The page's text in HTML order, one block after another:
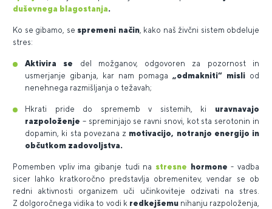
duševnega blagostanja.
Ko se gibamo, se spremeni način, kako naš živčni sistem obdeluje
stres:
Aktivira se del možganov, odgovoren za pozornost in
usmerjanje gibanja, kar nam pomaga „odmakniti“ misli od
nenehnega razmišljanja o težavah;
Hkrati pride do sprememb v sistemih, ki uravnavajo
razpoloženje – spreminjajo se ravni snovi, kot sta serotonin in
dopamin, ki sta povezana z motivacijo, notranjo energijo in
občutkom zadovoljstva.
Pomemben vpliv ima gibanje tudi na stresne hormone - vadba
sicer lahko kratkoročno predstavlja obremenitev, vendar se ob
redni aktivnosti organizem uči učinkoviteje odzivati na stres.
Z dolgoročnega vidika to vodi k redkejšemunihanju razpoloženja,